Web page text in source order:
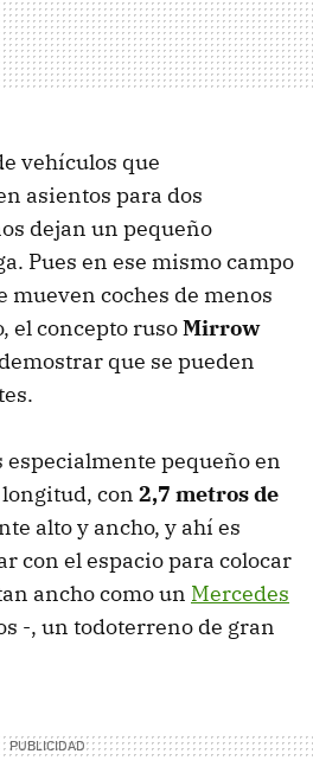
vehículos que
asientos para dos
dejan un pequeño
Pues en ese mismo campo
mueven coches de menos
el concepto rusoMirrow
que se pueden
especialmente pequeño en
con 2,7 metros de
alto y ancho, y ahí es
con el espacio para colocar
ancho como un Mercedes
-, un todoterreno de gran